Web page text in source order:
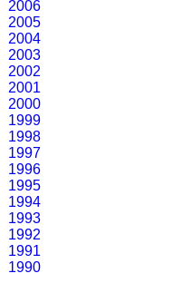
2006
2005
2004
2003
2002
2001
2000
1999
1998
1997
1996
1995
1994
1993
1992
1991
1990